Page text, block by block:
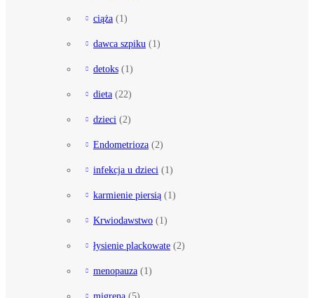
ciąża (1)
dawca szpiku (1)
detoks (1)
dieta (22)
dzieci (2)
Endometrioza (2)
infekcja u dzieci (1)
karmienie piersią (1)
Krwiodawstwo (1)
łysienie plackowate (2)
menopauza (1)